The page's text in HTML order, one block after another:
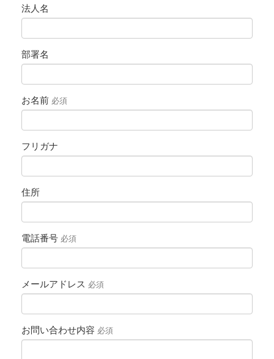
法人名
部署名
お名前 必須
フリガナ
住所
電話番号 必須
メールアドレス 必須
お問い合わせ内容 必須